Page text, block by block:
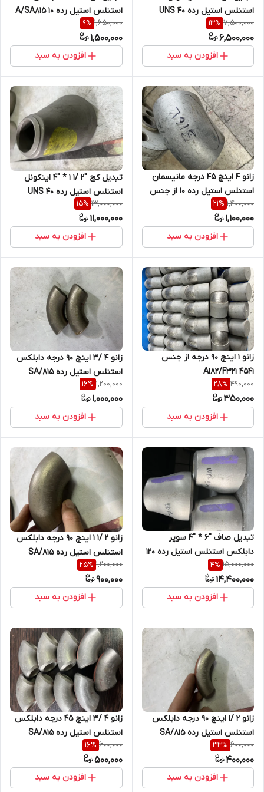
استنلس استیل رده 40 UNS
NO6625 فابریک
7,500,000
13%
6,500,000
افزودن به سبد
استنلس استیل رده 10 A/SA815
UNS S31803 فابریک
1,650,000
9%
1,500,000
افزودن به سبد
زانو 4 اینچ 45 درجه مانیسمان
استنلس استیل رده 10 از جنس
WP/ 316/316L فابریک
1,400,000
21%
1,100,000
افزودن به سبد
تبدیل کج "2 /1 1 * "4 اینکونل
استنلس استیل رده 40 UNS
NO6625 فابریک
13,000,000
15%
11,000,000
افزودن به سبد
زانو 1 اینچ 90 درجه از جنس
A182/F321 4541
490,000
28%
350,000
افزودن به سبد
زانو 4 /3 اینچ 90 درجه دابلکس
استنلس استیل رده SA/815
31803S 80S فابریک SOUR
1,200,000
16%
1,000,000
افزودن به سبد
تبدیل صاف "6 * "4 سوپر
دابلکس استنلس استیل رده 120
UNS S32760 فابریک
15,000,000
4%
14,400,000
افزودن به سبد
زانو 2 /1 1 اینچ 90 درجه دابلکس
استنلس استیل رده SA/815
31803S 40S فابریک
1,200,000
25%
900,000
افزودن به سبد
زانو 2 /1 اینچ 90 درجه دابلکس
استنلس استیل رده SA/815
31803S 80S فابریک SOUR
600,000
33%
400,000
افزودن به سبد
زانو 4 /3 اینچ 45 درجه دابلکس
استنلس استیل رده SA/815
31803S 80S فابریک
600,000
16%
500,000
افزودن به سبد